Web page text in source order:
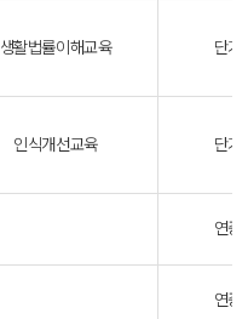
생활법률이해교육 단기
인식개선교육 단기
연중
연중